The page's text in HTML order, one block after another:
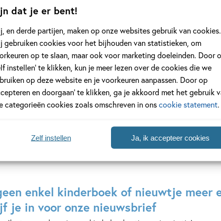
dat je er bent!
en derde partijen, maken op onze websites gebruik van cookies.
gebruiken cookies voor het bijhouden van statistieken, om
op te slaan, maar ook voor marketing doeleinden. Door
instellen’ te klikken, kun je meer lezen over de cookies die we
op deze website en je voorkeuren aanpassen. Door op
en doorgaan’ te klikken, ga je akkoord met het gebruik
categorieën cookies zoals omschreven in onscookie statement.
Ja, ik accepteer cookies
Zelf instellen
Mijn oom eet
stiekem smeerolie
Yorick
Goldewijk,
18, 99
Dog Man 14 –
Man: Dank
stank
Dav
16,99
enkel kinderboek of nieuwtje meer
je in voor onze nieuwsbrief